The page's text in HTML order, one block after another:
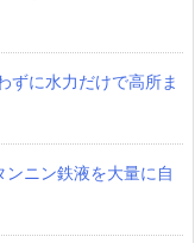
ずに水力だけで高所ま
ニン鉄液を大量に自